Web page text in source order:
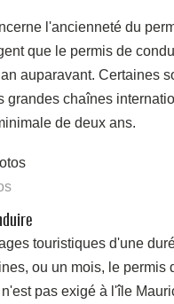
l'ancienneté du
que le permis de
auparavant. Certaines
grandes chaînes
de deux ans.
touristiques d'une
ou un mois, le permis
pas exigé à l'île